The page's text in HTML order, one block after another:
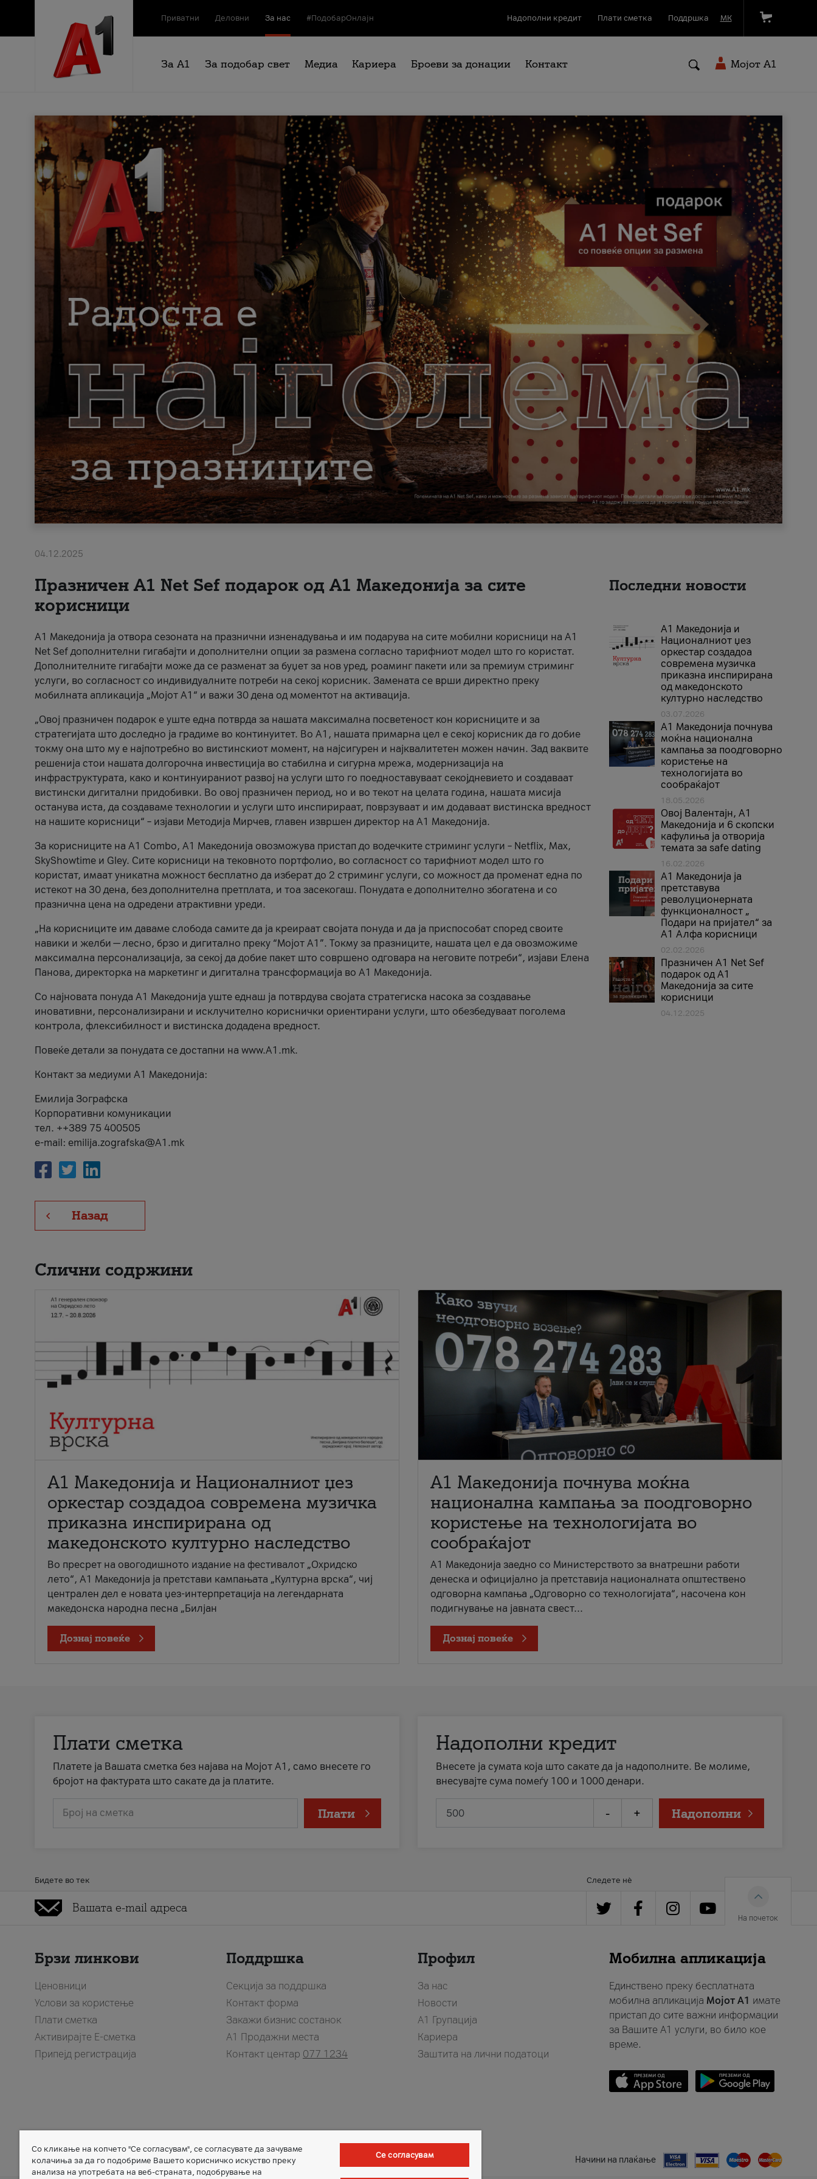
Приватни Деловни За нас #ПодобарОнлајн Надополни кредит Плати сметка Поддршка МК
За А1 За подобар свет Медиа Кариера Броеви за донации Контакт Мојот A1
04.12.2025
Празничен A1 Net Sеf подарок од А1 Македонија за сите
корисници
А1 Македонија ја отвора сезоната на празнични изненадувања и им подарува на сите мобилни корисници на A1
Net Sef дополнителни гигабајти и дополнителни опции за размена согласно тарифниот модел што го користат.
Дополнителните гигабајти може да се разменат за буџет за нов уред, роаминг пакети или за премиум стриминг
услуги, во согласност со индивидуалните потреби на секој корисник. Замената се врши директно преку
мобилната апликација „Мојот А1“ и важи 30 дена од моментот на активација.
„Овој празничен подарок е уште една потврда за нашата максимална посветеност кон корисниците и за
стратегијата што доследно ја градиме во континуитет. Во А1, нашата примарна цел е секој корисник да го добие
токму она што му е најпотребно во вистинскиот момент, на најсигурен и најквалитетен можен начин. Зад ваквите
решенија стои нашата долгорочна инвестиција во стабилна и сигурна мрежа, модернизација на
инфраструктурата, како и континуираниот развој на услуги што го поедноставуваат секојдневието и создаваат
вистински дигитални придобивки. Во овој празничен период, но и во текот на целата година, нашата мисија
останува иста, да создаваме технологии и услуги што инспирираат, поврзуваат и им додаваат вистинска вредност
на нашите корисници“ – изјави Методија Мирчев, главен извршен директор на А1 Македонија.
За корисниците на A1 Combo, А1 Македонија овозможува пристап до водечките стриминг услуги – Netflix, Max,
SkyShowtime и Gley. Сите корисници на тековното портфолио, во согласност со тарифниот модел што го
користат, имаат уникатна можност бесплатно да изберат до 2 стриминг услуги, со можност да променат една по
истекот на 30 дена, без дополнителна претплата, и тоа засекогаш. Понудата е дополнително збогатена и со
празнична цена на одредени атрактивни уреди.
„На корисниците им даваме слобода самите да ја креираат својата понуда и да ја приспособат според своите
навики и желби — лесно, брзо и дигитално преку “Мојот А1”. Токму за празниците, нашата цел е да овозможиме
максимална персонализација, за секој да добие пакет што совршено одговара на неговите потреби“, изјави Елена
Панова, директорка на маркетинг и дигитална трансформација во А1 Македонија.
Со најновата понуда А1 Македонија уште еднаш ја потврдува својата стратегиска насока за создавање
иновативни, персонализирани и исклучително кориснички ориентирани услуги, што обезбедуваат поголема
контрола, флексибилност и вистинска додадена вредност.
Повеќе детали за понудата се достапни на www.А1.mk.
Контакт за медиуми А1 Македонија:
Емилија Зографска
Корпоративни комуникации
тел. ++389 75 400505
e-mail: emilija.zografska@A1.mk
Назад
Последни новости
А1 Македонија и
Националниот џез
оркестар создадоа
современа музичка
приказна инспирирана
од македонското
културно наследство
03.07.2026
A1 Македонија почнува
моќна национална
кампања за поодговорно
користење на
технологијата во
сообраќајот
18.05.2026
Овој Валентајн, A1
Македонија и 6 скопски
кафулиња ја отворија
темата за safe dating
16.02.2026
А1 Македонија ја
претставува
револуционерната
функционалност „
Подари на пријател“ за
А1 Алфа корисници
02.02.2026
Празничен A1 Net Sеf
подарок од А1
Македонија за сите
корисници
04.12.2025
Слични содржини
А1 Македонија и Националниот џез
оркестар создадоа современа музичка
приказна инспирирана од
македонското културно наследство
Во пресрет на овогодишното издание на фестивалот „Охридско
лето“, А1 Македонија ја претстави кампањата „Културна врска“, чиј
централен дел е новата џез-интерпретација на легендарната
македонска народна песна „Билјан
Дознај повеќе
A1 Македонија почнува моќна
национална кампања за поодговорно
користење на технологијата во
сообраќајот
A1 Македонија заедно со Министерството за внатрешни работи
денеска и официјално ја претставија националната општествено
одговорна кампања „Одговорно со технологијата“, насочена кон
подигнување на јавната свест...
Дознај повеќе
Плати сметка
Платете ја Вашата сметка без најава на Мојот А1, само внесете го
бројот на фактурата што сакате да ја платите.
Број на сметка Плати
Надополни кредит
Внесете ја сумата која што сакате да ја надополните. Ве молиме,
внесувајте сума помеѓу 100 и 1000 денари.
- + Надополни
Бидете во тек Следете нè
На почеток
Брзи линкови
Ценовници
Услови за користење
Плати сметка
Активирајте Е-сметка
Припејд регистрација
Поддршка
Секција за поддршка
Контакт форма
Закажи бизнис состанок
A1 Продажни места
Контакт центар 077 1234
Профил
За нас
Новости
А1 Групација
Кариера
Заштита на лични податоци
Мобилна апликација
Единствено преку бесплатната
мобилна апликација Мојот A1 имате
пристап до сите важни информации
за Вашите A1 услуги, во било кое
време.
Member of Начини на плаќање
Со кликање на копчето "Се согласувам", се согласувате да зачуваме
колачиња за да го подобриме Вашето корисничко искуство преку
анализа на употребата на веб-страната, подобрување на
Се согласувам